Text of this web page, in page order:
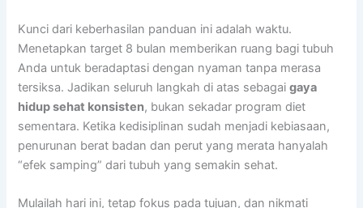
Kunci dari keberhasilan panduan ini adalah waktu.
Menetapkan target 8 bulan memberikan ruang bagi tubuh
Anda untuk beradaptasi dengan nyaman tanpa merasa
tersiksa. Jadikan seluruh langkah di atas sebagaigaya
hidup sehat konsisten, bukan sekadar program diet
sementara. Ketika kedisiplinan sudah menjadi kebiasaan,
penurunan berat badan dan perut yang merata hanyalah
“efek samping” dari tubuh yang semakin sehat.
Mulailah hari ini, tetap fokus pada tujuan, dan nikmati